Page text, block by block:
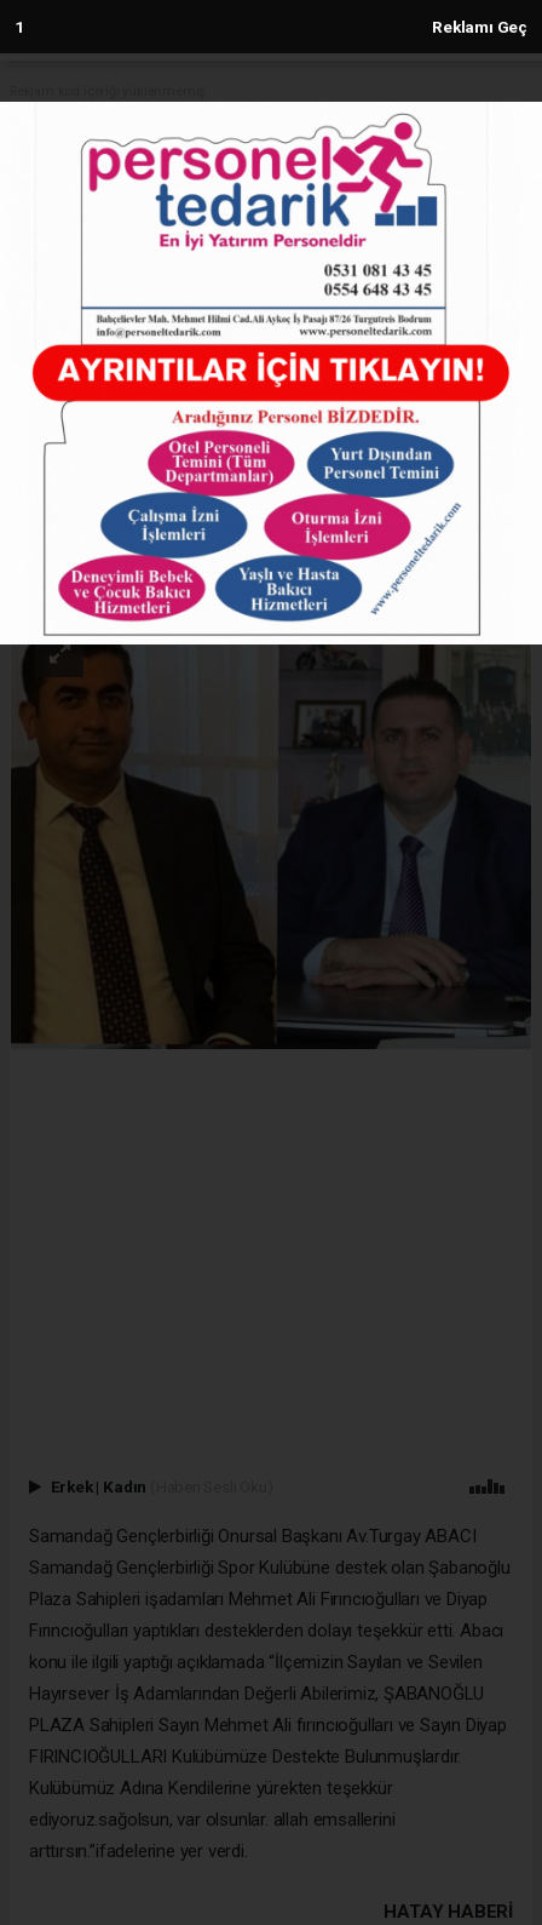
1 Reklamı Geç
Anasayfa SAMANDAĞ
ABACI’DAN ŞABANOĞLU PLAZA
SAHİPLERİNE TEŞEKKÜR
(Sovtna) - Sovtna Haber Gazetesi | 02.02.2023 - 18:51, Güncelleme:
02.02.2023 - 18:51
19438+ kez okundu.
ABACI’DAN ŞABANOĞLU PLAZA SAHİPLERİNE
ABONE OL
Erkek | Kadın
Samandağ Gençlerbirliği Onursal Başkanı Av.Turgay ABACI
Samandağ Gençlerbirliği Spor Kulübüne destek olan Şabanoğlu
Plaza Sahipleri işadamları Mehmet Ali Fırıncıoğulları ve Diyap
Fırıncıoğulları yaptıkları desteklerden dolayı teşekkür etti. Abacı
konu ile ilgili yaptığı açıklamada “İlçemizin Sayılan ve Sevilen
Hayırsever İş Adamlarından Değerli Abilerimiz, ŞABANOĞLU
PLAZA Sahipleri Sayın Mehmet Ali fırıncıoğulları ve Sayın Diyap
FIRINCIOĞULLARI Kulübümüze Destekte Bulunmuşlardır.
Kulübümüz Adına Kendilerine yürekten teşekkür
ediyoruz.sağolsun, var olsunlar. allah emsallerini
arttırsın.”ifadelerine yer verdi.
HATAY HABERİ